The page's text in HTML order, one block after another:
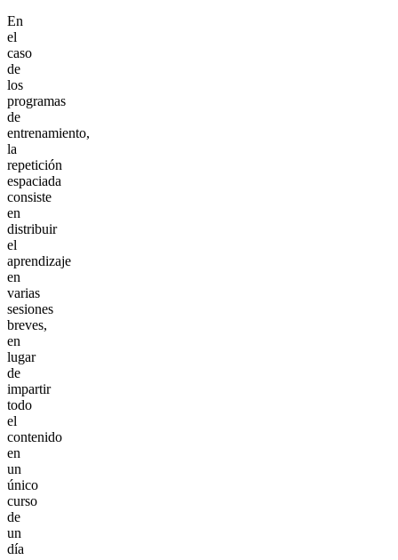
En
el
caso
de
los
programas
de
entrenamiento,
la
repetición
espaciada
consiste
en
distribuir
el
aprendizaje
en
varias
sesiones
breves,
en
lugar
de
impartir
todo
el
contenido
en
un
único
curso
de
un
día